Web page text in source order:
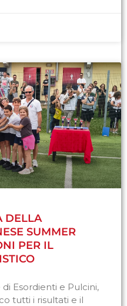
DELLA
SUMMER
PER IL
Esordienti e Pulcini,
tutti i risultati e il